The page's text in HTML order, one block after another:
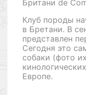
Британи de
Клуб породы
в Бретани. В
представлен
Сегодня это
собаки (фото
Европе.